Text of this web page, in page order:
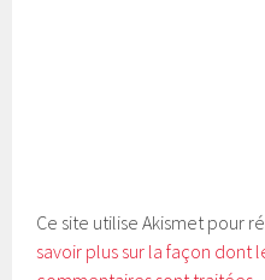
Ce site utilise Akismet pour
savoir plus sur la façon dont